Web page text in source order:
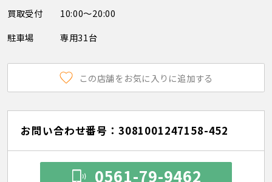
買取受付
10:00～20:00
駐車場
専用31台
この店舗をお気に入りに追加する
お問い合わせ番号：3081001247158-452
0561-79-9462